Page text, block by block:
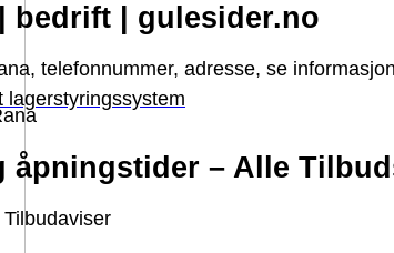
lagerstyringssystem
bedrift | gulesider.no
telefonnummer, adresse, se
åpningstider – Alle